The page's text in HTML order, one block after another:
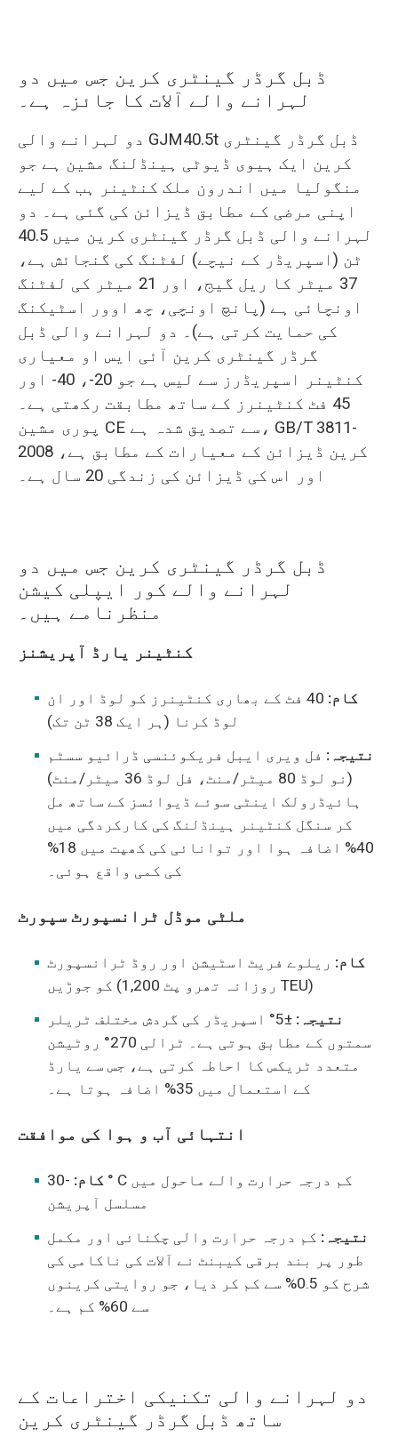
ڈبل گرڈر گینٹری کرین جس میں دو
لہرانے والے آلات کا جائزہ ہے۔
دو لہرانے والی GJM40.5t ڈبل گرڈر گینٹری
کرین ایک ہیوی ڈیوٹی ہینڈلنگ مشین ہے جو
منگولیا میں اندرون ملک کنٹینر ہب کے لیے
اپنی مرضی کے مطابق ڈیزائن کی گئی ہے۔ دو
لہرانے والی ڈبل گرڈر گینٹری کرین میں 40.5
ٹن (اسپریڈر کے نیچے) لفٹنگ کی گنجائش ہے،
37 میٹر کا ریل گیج، اور 21 میٹر کی لفٹنگ
اونچائی ہے (پانچ اونچی، چھ اوور اسٹیکنگ
کی حمایت کرتی ہے)۔ دو لہرانے والی ڈبل
گرڈر گینٹری کرین آئی ایس او معیاری
کنٹینر اسپریڈرز سے لیس ہے جو 20-، 40- اور
45 فٹ کنٹینرز کے ساتھ مطابقت رکھتی ہے۔
پوری مشین CE سے تصدیق شدہ ہے، GB/T 3811-
2008 کرین ڈیزائن کے معیارات کے مطابق ہے،
اور اس کی ڈیزائن کی زندگی 20 سال ہے۔
ڈبل گرڈر گینٹری کرین جس میں دو
لہرانے والے کور ایپلی کیشن
منظرنامے ہیں۔
کنٹینر یارڈ آپریشنز
کام:
40 فٹ کے بھاری کنٹینرز کو لوڈ اور ان
لوڈ کرنا (ہر ایک 38 ٹن تک)
نتیجہ: فل ویری ایبل فریکوئنسی ڈرائیو سسٹم
(نو لوڈ 80 میٹر/منٹ، فل لوڈ 36 میٹر/منٹ)
ہائیڈرولک اینٹی سوئے ڈیوائسز کے ساتھ مل
کر سنگل کنٹینر ہینڈلنگ کی کارکردگی میں
40% اضافہ ہوا اور توانائی کی کھپت میں 18%
کی کمی واقع ہوئی۔
ملٹی موڈل ٹرانسپورٹ سپورٹ
کام: ریلوے فریٹ اسٹیشن اور روڈ ٹرانسپورٹ
کو جوڑیں (روزانہ تھرو پٹ 1,200 TEU)
نتیجہ:
±5° اسپریڈر کی گردش مختلف ٹریلر
سمتوں کے مطابق ہوتی ہے۔ ٹرالی 270° روٹیشن
متعدد ٹریکس کا احاطہ کرتی ہے، جس سے یارڈ
کے استعمال میں 35% اضافہ ہوتا ہے۔
انتہائی آب و ہوا کی موافقت
کام: -30 ° C کم درجہ حرارت والے ماحول میں
مسلسل آپریشن
نتیجہ: کم درجہ حرارت والی چکنائی اور مکمل
طور پر بند برقی کیبنٹ نے آلات کی ناکامی کی
شرح کو 0.5% سے کم کر دیا، جو روایتی کرینوں
سے 60% کم ہے۔
دو لہرانے والی تکنیکی اختراعات کے
ساتھ ڈبل گرڈر گینٹری کرین